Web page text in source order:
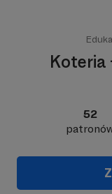
Koteria
52